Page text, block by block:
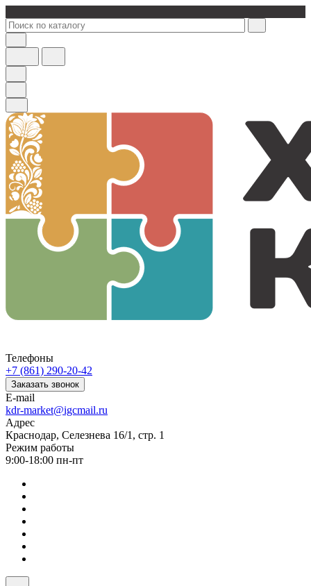
Телефоны
+7 (861) 290-20-42
Заказать звонок
E-mail
kdr-market@igcmail.ru
Адрес
Краснодар, Селезнева 16/1, стр. 1
Режим работы
9:00-18:00 пн-пт